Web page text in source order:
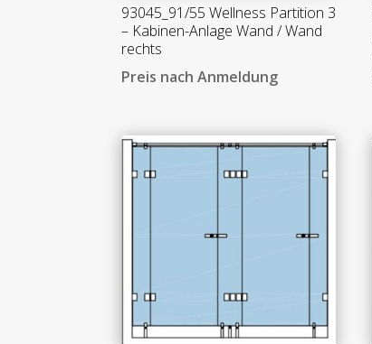
93045_91/55 Wellness Partition 3
– Kabinen-Anlage Wand / Wand
rechts
Preis nach Anmeldung